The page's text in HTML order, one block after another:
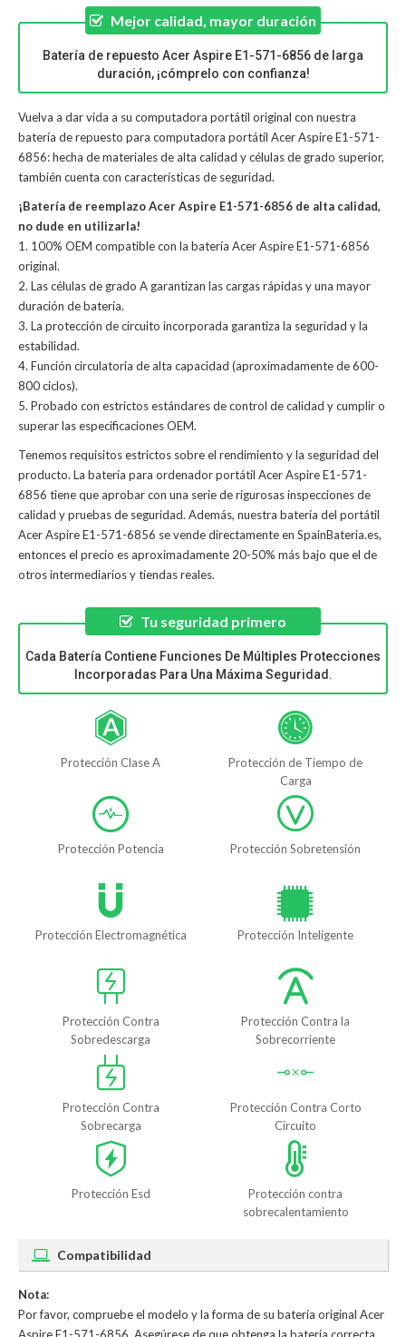
Mejor calidad, mayor duración
Batería de repuesto Acer Aspire E1-571-6856 de larga
duración, ¡cómprelo con confianza!
Vuelva a dar vida a su computadora portátil original con nuestra
batería de repuesto para computadora portátil Acer Aspire E1-571-
6856: hecha de materiales de alta calidad y células de grado superior,
también cuenta con características de seguridad.
¡Batería de reemplazo Acer Aspire E1-571-6856 de alta calidad,
no dude en utilizarla!
1. 100% OEM compatible con la batería Acer Aspire E1-571-6856
original.
2. Las células de grado A garantizan las cargas rápidas y una mayor
duración de batería.
3. La protección de circuito incorporada garantiza la seguridad y la
estabilidad.
4. Función circulatoria de alta capacidad (aproximadamente de 600-
800 ciclos).
5. Probado con estrictos estándares de control de calidad y cumplir o
superar las especificaciones OEM.
Tenemos requisitos estrictos sobre el rendimiento y la seguridad del
producto. La batería para ordenador portátil Acer Aspire E1-571-
6856 tiene que aprobar con una serie de rigurosas inspecciones de
calidad y pruebas de seguridad. Además, nuestra batería del portátil
Acer Aspire E1-571-6856 se vende directamente en SpainBateria.es,
entonces el precio es aproximadamente 20-50% más bajo que el de
otros intermediarios y tiendas reales.
Tu seguridad primero
Cada Batería Contiene Funciones De Múltiples Protecciones
Incorporadas Para Una Máxima Seguridad.
Protección Clase A
Protección de Tiempo de
Carga
Protección Potencia Protección Sobretensión
Protección Electromagnética Protección Inteligente
Protección Contra
Sobredescarga
Protección Contra la
Sobrecorriente
Protección Contra
Sobrecarga
Protección Contra Corto
Circuito
Protección Esd
Protección contra
sobrecalentamiento
Compatibilidad
Nota:
Por favor, compruebe el modelo y la forma de su batería original Acer